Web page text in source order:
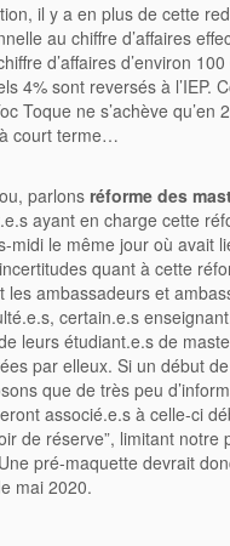
il y a en plus de cette
au chiffre d’affaires
d’affaires d’environ
4% sont reversés à l’IEP.
Toque ne s’achève qu’en
court terme…
parlons réforme des
ayant en charge cette
midi le même jour où avait
quant à cette
les ambassadeurs et
certain.e.s
leurs étudiant.e.s de
par elleux. Si un début
que de très peu
associé.e.s à celle-ci
de réserve”, limitant notre
pré-maquette devrait
mai 2020.